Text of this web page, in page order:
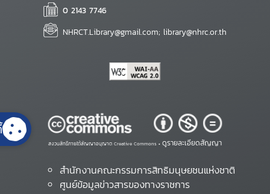
0 2143 7746
NHRCT.Library@gmail.com; library@nhrc.or.th
สงวนสิทธิ์ภายใต้สัญญาอนุญาต Creative Commons • ดูรายละเอียดสัญญา
สำนักงานคณะกรรมการสิทธิมนุษยชนแห่งชาติ
ศูนย์ข้อมูลข่าวสารของทางราชการ